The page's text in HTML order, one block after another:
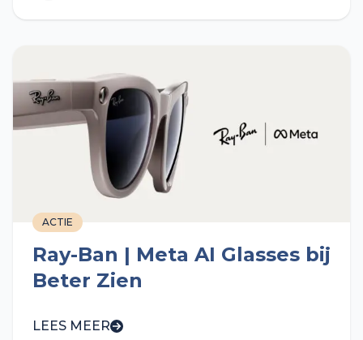
ACTIE
Ray-Ban | Meta AI Glasses bij
Beter Zien
LEES MEER